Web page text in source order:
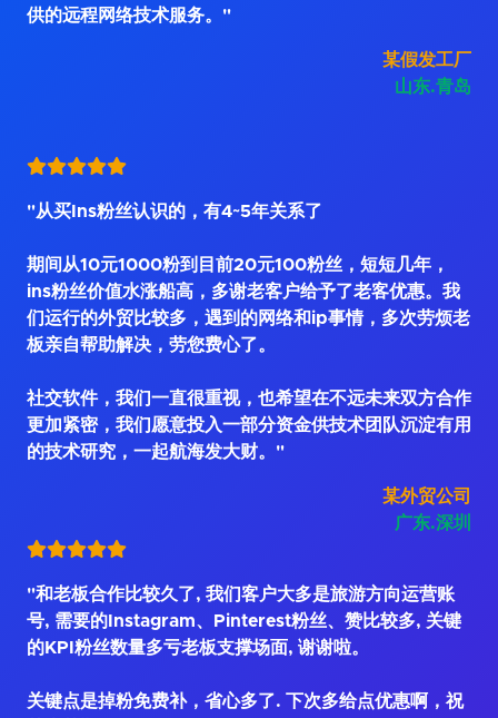
供的远程网络技术服务。"
某假发工厂
山东.青岛
"从买Ins粉丝认识的，有4~5年关系了
期间从10元1000粉到目前20元100粉丝，短短几年，
ins粉丝价值水涨船高，多谢老客户给予了老客优惠。我
们运行的外贸比较多，遇到的网络和ip事情，多次劳烦老
板亲自帮助解决，劳您费心了。
社交软件，我们一直很重视，也希望在不远未来双方合作
更加紧密，我们愿意投入一部分资金供技术团队沉淀有用
的技术研究，一起航海发大财。"
某外贸公司
广东.深圳
"和老板合作比较久了, 我们客户大多是旅游方向运营账
号, 需要的Instagram、Pinterest粉丝、赞比较多, 关键
的KPI粉丝数量多亏老板支撑场面, 谢谢啦。
关键点是掉粉免费补，省心多了. 下次多给点优惠啊，祝